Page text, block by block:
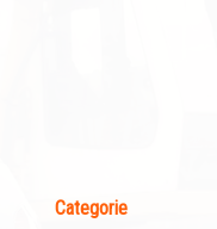
Categorie